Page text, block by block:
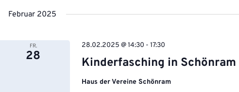
Veranstaltungen
wählen.
Februar 2025
FR.
28 Kinderfasching in Schönram
28.02.2025 @ 14:30 - 17:30
Haus der Vereine Schönram